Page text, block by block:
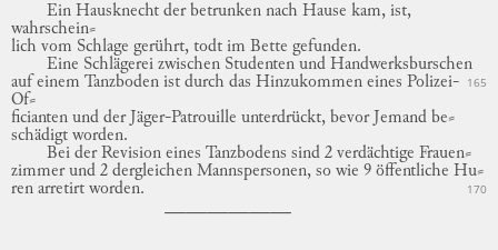
Ein Hausknecht der betrunken nach Hause kam, ist,
wahrschein⸗
lich vom Schlage gerührt, todt im Bette gefunden.
Eine Schlägerei zwischen Studenten und Handwerksburschen
165
auf einem Tanzboden ist durch das Hinzukommen eines Polizei-
Of⸗
ficianten und der Jäger-Patrouille unterdrückt, bevor Jemand be⸗
schädigt worden.
Bei der Revision eines Tanzbodens sind 2 verdächtige Frauen⸗
zimmerund 2 dergleichen Mannspersonen, so wie 9 öffentliche Hu⸗
170
ren arretirt worden.